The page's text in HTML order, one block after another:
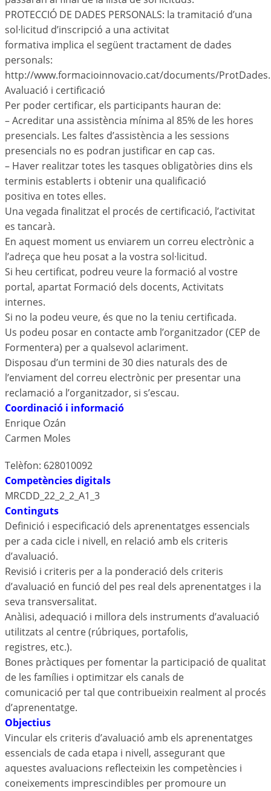
PROTECCIÓ DE DADES PERSONALS: la tramitació d’una
sol·licitud d’inscripció a una activitat
formativa implica el següent tractament de dades
personals:
http://www.formacioinnovacio.cat/documents/
Avaluació i certificació
Per poder certificar, els participants hauran de:
– Acreditar una assistència mínima al 85% de les hores
presencials. Les faltes d’assistència a les sessions
presencials no es podran justificar en cap cas.
– Haver realitzar totes les tasques obligatòries dins els
terminis establerts i obtenir una qualificació
positiva en totes elles.
Una vegada finalitzat el procés de certificació, l’activitat
es tancarà.
En aquest moment us enviarem un correu electrònic a
l’adreça que heu posat a la vostra sol·licitud.
Si heu certificat, podreu veure la formació al vostre
portal, apartat Formació dels docents, Activitats
internes.
Si no la podeu veure, és que no la teniu certificada.
Us podeu posar en contacte amb l’organitzador (CEP de
Formentera) per a qualsevol aclariment.
Disposau d’un termini de 30 dies naturals des de
l’enviament del correu electrònic per presentar una
reclamació a l’organitzador, si s’escau.
Coordinació i informació
Enrique Ozán
Carmen Moles
Telèfon: 628010092
Competències digitals
MRCDD_22_2_2_A1_3
Continguts
Definició i especificació dels aprenentatges essencials
per a cada cicle i nivell, en relació amb els criteris
d’avaluació.
Revisió i criteris per a la ponderació dels criteris
d’avaluació en funció del pes real dels aprenentatges i la
seva transversalitat.
Anàlisi, adequació i millora dels instruments d’avaluació
utilitzats al centre (rúbriques, portafolis,
registres, etc.).
Bones pràctiques per fomentar la participació de qualitat
de les famílies i optimitzar els canals de
comunicació per tal que contribueixin realment al procés
d’aprenentatge.
Objectius
Vincular els criteris d’avaluació amb els aprenentatges
essencials de cada etapa i nivell, assegurant que
aquestes avaluacions reflecteixin les competències i
coneixements imprescindibles per promoure un